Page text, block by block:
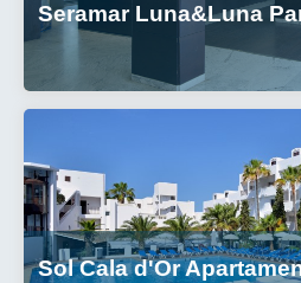
Sol Cala d'Or